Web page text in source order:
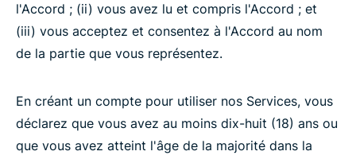
l'Accord ; (ii) vous avez lu et compris l'Accord ; et
(iii) vous acceptez et consentez à l'Accord au nom
de la partie que vous représentez.
En créant un compte pour utiliser nos Services, vous
déclarez que vous avez au moins dix-huit (18) ans ou
que vous avez atteint l'âge de la majorité dans la